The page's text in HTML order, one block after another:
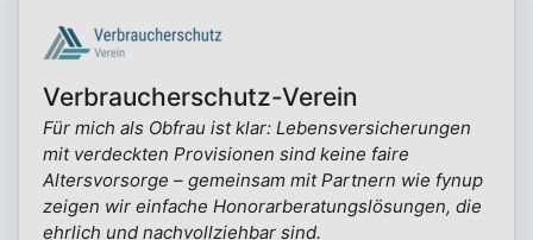
Verbraucherschutz-Verein
Für mich als Obfrau ist klar: Lebensversicherungen
mit verdeckten Provisionen sind keine faire
Altersvorsorge – gemeinsam mit Partnern wie fynup
zeigen wir einfache Honorarberatungslösungen, die
ehrlich und nachvollziehbar sind.